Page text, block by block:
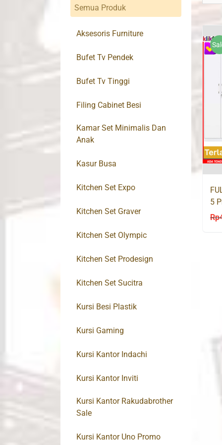
5
Rp
Semua Produk
Aksesoris Furniture
Bufet Tv Pendek
Bufet Tv Tinggi
Filing Cabinet Besi
Kamar Set Minimalis Dan
Anak
Kasur Busa
Kitchen Set Expo
Kitchen Set Graver
Kitchen Set Olympic
Kitchen Set Prodesign
Kitchen Set Sucitra
Kursi Besi Plastik
Kursi Gaming
Kursi Kantor Indachi
Kursi Kantor Inviti
Kursi Kantor Rakudabrother
Sale
Kursi Kantor Uno Promo